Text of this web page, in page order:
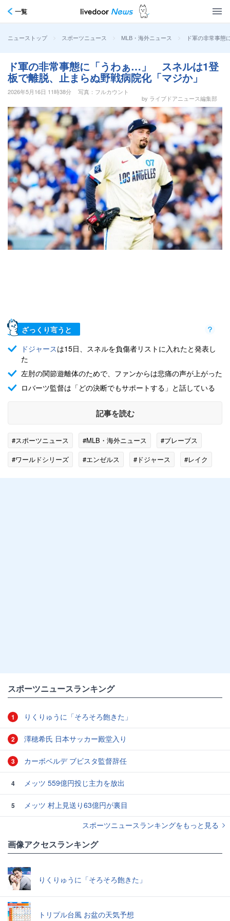
一覧
ニューストップ > スポーツニュース > MLB・海外ニュース > ド軍の非常事
ド軍の非常事態に「うわぁ…」 スネルは1登
板で離脱、止まらぬ野戦病院化「マジか」
2026年5月16日 11時38分
写真：フルカウント
by ライブドアニュース編集部
ざっくり言うと
ドジャースは15日、スネルを負傷者リストに入れたと発表し
た
左肘の関節遊離体のためで、ファンからは悲痛の声が上がった
ロバーツ監督は「どの決断でもサポートする」と話している
記事を読む
#スポーツニュース #MLB・海外ニュース
#ブレーブス
#ワールドシリーズ
#エンゼルス #ドジャース
#レイク
スポーツニュースランキング
1 りくりゅうに「そろそろ飽きた」
2 澤穂希氏 日本サッカー殿堂入り
3 カーボベルデ ブビスタ監督辞任
4 メッツ 559億円投じ主力を放出
5
メッツ 村上見送り63億円が裏目
スポーツニュースランキングをもっと見る
画像アクセスランキング
りくりゅうに「そろそろ飽きた」
トリプル台風 お盆の天気予想